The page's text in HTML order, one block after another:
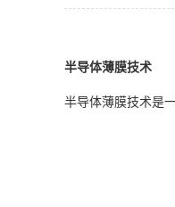
半导体薄膜技术
半导体薄膜技术是